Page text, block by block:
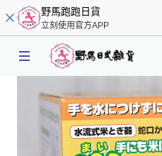
野馬跑跑日貨
立刻使用官方APP